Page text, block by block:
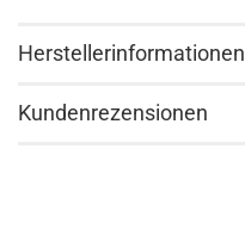
Herstellerinformationen
Kundenrezensionen